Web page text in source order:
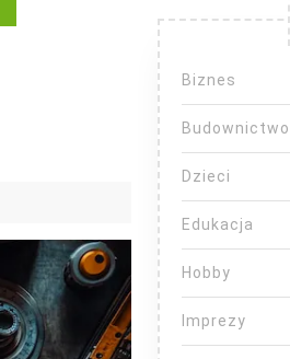
Biznes
Budownictwo
Dzieci
Edukacja
Hobby
Imprezy